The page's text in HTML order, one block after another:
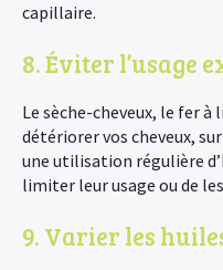
capillaire.
8. Éviter l’usage
Le sèche-cheveux, le fer
détériorer vos cheveux,
une utilisation régulière
limiter leur usage ou de
9. Varier les